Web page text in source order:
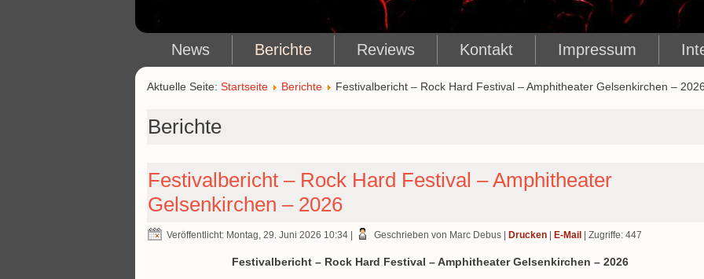
News Berichte Reviews Kontakt Impressum
Aktuelle Seite: Startseite Berichte Festivalbericht – Rock Hard Festival – Amphitheater Gelsenkirchen –
Berichte
Festivalbericht – Rock Hard Festival – Amphitheater
Gelsenkirchen – 2026
Veröffentlicht: Montag, 29. Juni 2026 10:34 Geschrieben von Marc Debus Drucken E-Mail | Zugriffe: 447
Festivalbericht – Rock Hard Festival – Amphitheater Gelsenkirchen – 2026